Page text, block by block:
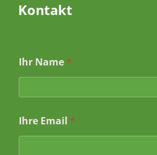
Kontakt
I
h
e
Ihr Name *
Ihre Email *